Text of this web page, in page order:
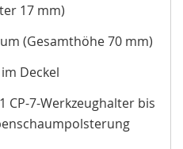
17 mm)
(Gesamthöhe 70 mm)
Deckel
CP-7-Werkzeughalter bis